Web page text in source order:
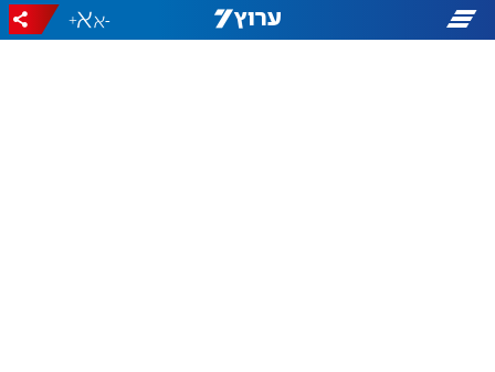
-
+